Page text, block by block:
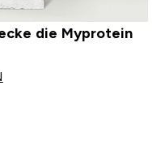
die Myprotein